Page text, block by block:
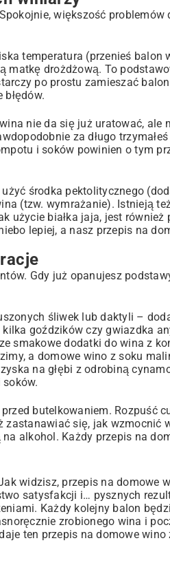
większość problemów
temperatura (przenieś balon
matkę drożdżową. To
po prostu zamieszać
nie da się już uratować, ale
za długo
i soków powinien o tym
środka pektolitycznego
(tzw. wymrażanie). Istnieją
użycie białka jaja, jest również
lepiej, a nasz przepis na
Gdy już opanujesz
śliwek lub daktyli –
goździków czy gwiazdka
smakowe dodatki do wina z
a domowe wino z soku
na głębi z odrobiną
butelkowaniem. Rozpuść
zastanawiać się, jak wzmocnić
alkohol. Każdy przepis na
widzisz, przepis na domowe
satysfakcji i… pysznych
Każdy kolejny balon
zrobionego wina i
ten przepis na domowe